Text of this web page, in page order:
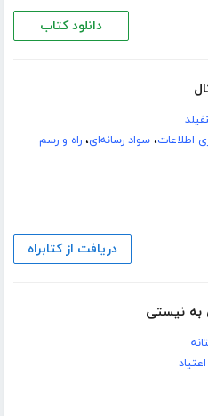
دانلود کتاب
اطلاعات،سواد رسانه‌ای،راه و رسم
دریافت از کتابراه
به نیستی